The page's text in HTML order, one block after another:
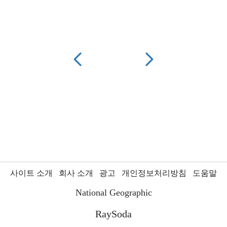
사이트 소개 회사 소개 광고 개인정보처리방침 도움말
National Geographic
RaySoda